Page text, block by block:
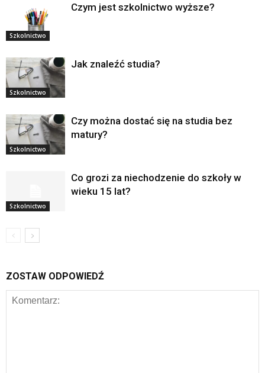
Szkolnictwo
Czym jest szkolnictwo wyższe?
Szkolnictwo
Jak znaleźć studia?
Szkolnictwo
Czy można dostać się na studia bez
matury?
Szkolnictwo
Co grozi za niechodzenie do szkoły w
wieku 15 lat?
ZOSTAW ODPOWIEDŹ